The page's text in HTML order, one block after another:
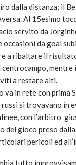
dalla distanza; il
Al 15esimo
servito da
da goal
a ribaltare il
a restare alti.
va in rete con prima
si trovavano in
con l’arbitro
del gioco preso
pericoli ed